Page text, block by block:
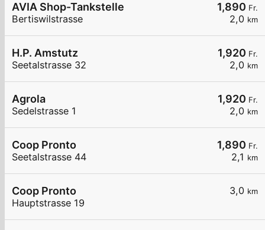
1,890 Fr.
2,0 km
AVIA Shop-Tankstelle
Bertiswilstrasse
1,920 Fr.
2,0 km
H.P. Amstutz
Seetalstrasse 32
1,920 Fr.
2,0 km
Agrola
Sedelstrasse 1
1,890 Fr.
2,1 km
Coop Pronto
Seetalstrasse 44
3,0 km
Coop Pronto
Hauptstrasse 19